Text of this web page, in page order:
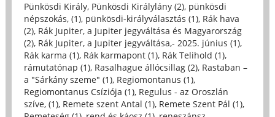
Pünkösdi Király, Pünkösdi Királylány (2), pünkösdi
népszokás, (1), pünkösdi-királyválasztás (1), Rák hava
(2), Rák Jupiter, a Jupiter jegyváltása és Magyarország
(2), Rák Jupiter, a Jupiter jegyváltása,- 2025. június (1),
Rák karma (1), Rák karmapont (1), Rák Telihold (1),
rámutatónap (1), Rasalhague állócsillag (2), Rastaban –
a "Sárkány szeme" (1), Regiomontanus (1),
Regiomontanus Csíziója (1), Regulus - az Oroszlán
szíve, (1), Remete szent Antal (1), Remete Szent Pál (1),